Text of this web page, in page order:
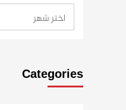
Categories